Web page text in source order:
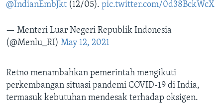
@IndianEmbJkt (12/05). pic.twitter.com/0d38BckWcX
— Menteri Luar Negeri Republik Indonesia
(@Menlu_RI) May 12, 2021
Retno menambahkan pemerintah mengikuti
perkembangan situasi pandemi COVID-19 di India,
termasuk kebutuhan mendesak terhadap oksigen.